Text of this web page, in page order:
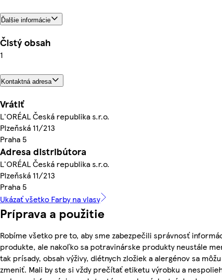
Ďalšie informácie
Čistý obsah
1
Kontaktná adresa
Vrátiť
L'ORÉAL Česká republika s.r.o.
Plzeňská 11/213
Praha 5
Adresa distribútora
L'ORÉAL Česká republika s.r.o.
Plzeňská 11/213
Praha 5
Ukázať všetko Farby na vlasy
Príprava a použitie
Robíme všetko pre to, aby sme zabezpečili správnosť
produkte, ale nakoľko sa potravinárske produkty neustále
tak prísady, obsah výživy, diétnych zložiek a alergénov sa môžu
zmeniť. Mali by ste si vždy prečítať etiketu výrobku a